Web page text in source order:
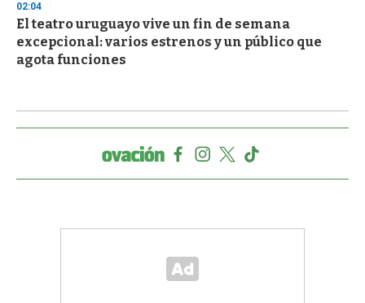
02:04
El teatro uruguayo vive un fin de semana
excepcional: varios estrenos y un público que
agota funciones